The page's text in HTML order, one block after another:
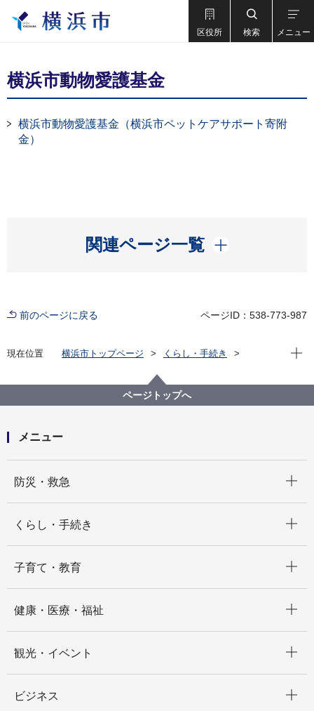
区役所 検索 メニュー
横浜市動物愛護基金
横浜市動物愛護基金（横浜市ペットケアサポート寄附
金）
関連ページ一覧
開く
前のページに戻る ページID：538-773-987
現在位置 横浜市トップページ
くらし・手続き
現在
ページトップへ
メニュー
防災・救急
くらし・手続き
子育て・教育
健康・医療・福祉
観光・イベント
ビジネス